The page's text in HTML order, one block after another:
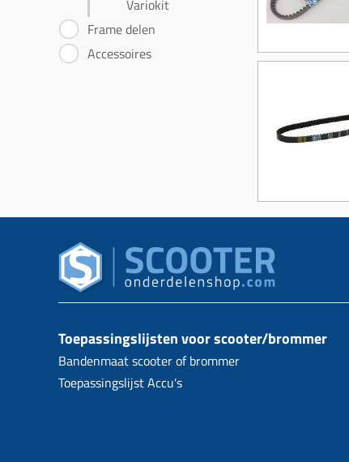
Variokit
Frame delen
Accessoires
Toepassingslijsten voor scooter/brommer
Bandenmaat scooter of brommer
Toepassingslijst Accu's